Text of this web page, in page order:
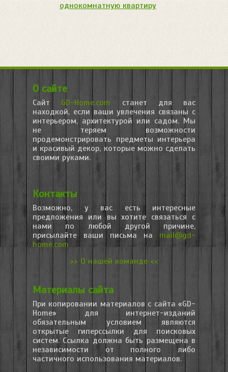
однокомнатную квартиру
О сайте
Сайт GD-Home.com станет для вас
находкой, если ваши увлечения связаны с
интерьером, архитектурой или садом. Мы
не теряем возможности
продемонстрировать предметы интерьера
и красивый декор, которые можно сделать
своими руками.
Контакты
Возможно, у вас есть интересные
предложения или вы хотите связаться с
нами по любой другой причине,
присылайте ваши письма на mail@gd-
home.com
>> О нашей команде <<
Материалы сайта
При копировании материалов с сайта «GD-
Home» для интернет-изданий
обязательным условием являются
открытые гиперссылки для поисковых
систем. Ссылка должна быть размещена в
независимости от полного либо
частичного использования материалов.